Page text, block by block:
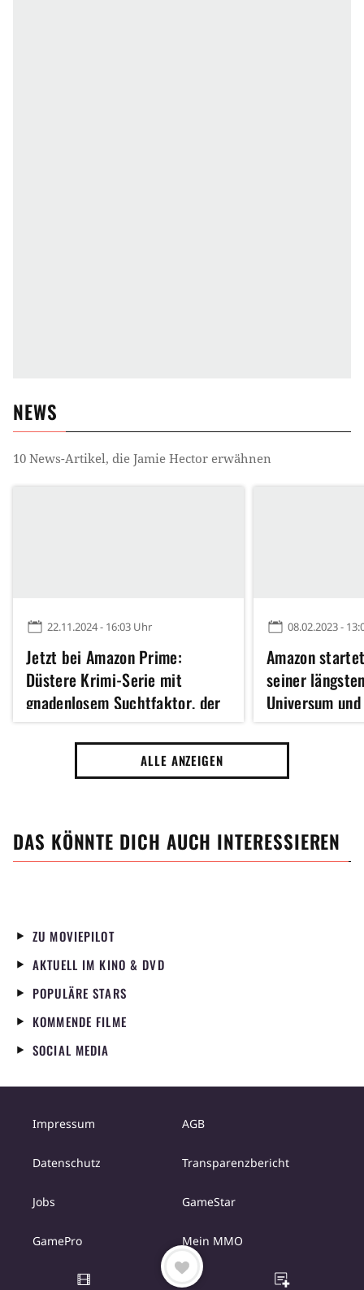
NEWS
10 News-Artikel, die Jamie Hector erwähnen
22.11.2024 - 16:03 Uhr
Jetzt bei Amazon Prime:
Düstere Krimi-Serie mit
gnadenlosem Suchtfaktor, der
in 68 Folgen nicht nachlässt
08.02.2023 -
Amazon
seiner
Universum
Stars
ALLE ANZEIGEN
DAS KÖNNTE DICH AUCH INTERESSIEREN
ZU MOVIEPILOT
AKTUELL IM KINO & DVD
POPULÄRE STARS
KOMMENDE FILME
SOCIAL MEDIA
Impressum AGB
Datenschutz Transparenzbericht
Jobs GameStar
GamePro Mein MMO